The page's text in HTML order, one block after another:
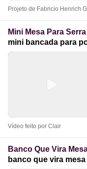
Projeto de Fabricio Henrich
Mini Mesa Para
mini bancada para
Vídeo feito por Clair
Banco Que Vira
banco que vira mesa